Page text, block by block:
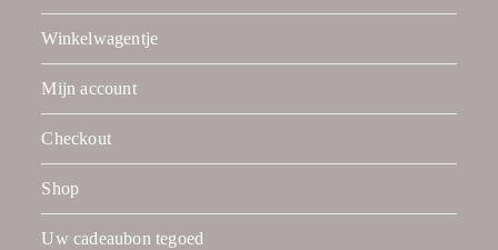
Winkelwagentje
Mijn account
Checkout
Shop
Uw cadeaubon tegoed